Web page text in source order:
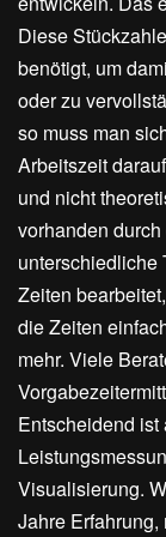
Diese
benötigt, um
oder zu
so muss man
Arbeitszeit
und nicht
vorhanden
unterschiedliche
Zeiten
die Zeiten
mehr. Viele
Entscheidend
Visualisierung.
Jahre